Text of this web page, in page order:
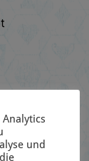
und